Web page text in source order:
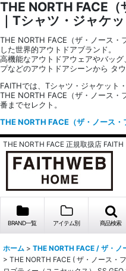
THE NORTH FACE（
｜Tシャツ・ジャケ
THE NORTH FACE（ザ・ノース・
した世界的アウトドアブランド。
高機能なアウトドアウェアやバッ
プなどのアウトドアシーンから タ
FAITHでは、Tシャツ・ジャケット
THE NORTH FACE（ザ・ノース・
番までセレクト。
THE NORTH FACE（ザ・ノース・
THE NORTH FACE 正規取扱店 FAITH
BRAND一覧 アイテム別 商品検索
ホーム > THE NORTH FACE / ザ・ノ
> THE NORTH FACE ( ザ・ノース・